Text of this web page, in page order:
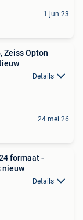
1 jun 23
Zeiss Opton
Details
24 mei 26
formaat -
nieuw
Details